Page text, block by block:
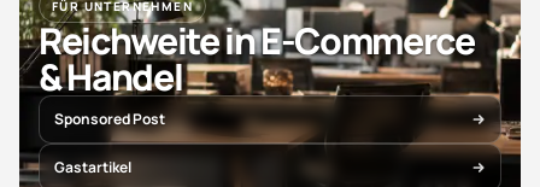
FÜR UNTERNEHMEN
Reichweite in E-Commerce
& Handel
Sponsored Post
Gastartikel